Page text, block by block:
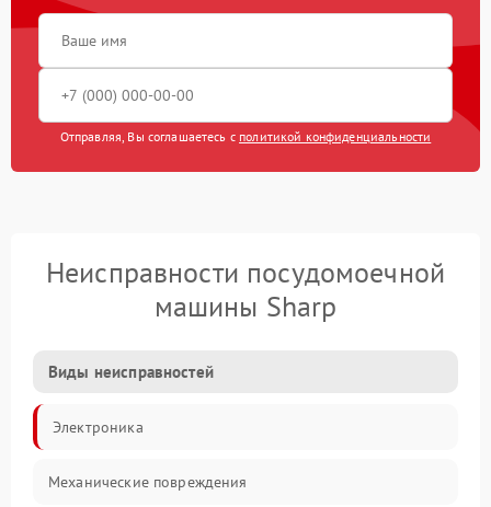
Отправляя, Вы соглашаетесь с политикой конфиденциальности
Неисправности посудомоечной
машины Sharp
Виды неисправностей
Электроника
Механические повреждения